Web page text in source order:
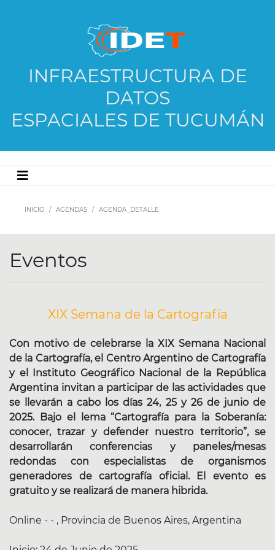
INFRAESTRUCTURA DE
DATOS
ESPACIALES DE TUCUMÁN
INICIO AGENDAS AGENDA_DETALLE
Eventos
XIX Semana de la Cartografía
Con motivo de celebrarse la XIX Semana Nacional
de la Cartografía, el Centro Argentino de Cartografía
y el Instituto Geográfico Nacional de la República
Argentina invitan a participar de las actividades que
se llevarán a cabo los días 24, 25 y 26 de junio de
2025. Bajo el lema “Cartografía para la Soberanía:
conocer, trazar y defender nuestro territorio”, se
desarrollarán conferencias y paneles/mesas
redondas con especialistas de organismos
generadores de cartografía oficial. El evento es
gratuito y se realizará de manera hibrida.
Online - - , Provincia de Buenos Aires, Argentina